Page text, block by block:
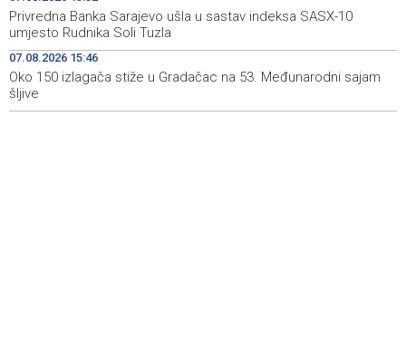
17:26
Kod mosta Brčko - Gunja pronađene kosti, vještaci
sudske medicine utvrđuju porijeklo
17:15
'Pekijada' u Varešu okupila 37 ekipa iz četiri države
regiona
Privredna Banka Sarajevo ušla u sastav indeksa SASX-10
umjesto Rudnika Soli Tuzla
07.08.2026 15:46
Oko 150 izlagača stiže u Gradačac na 53. Međunarodni sajam
šljive